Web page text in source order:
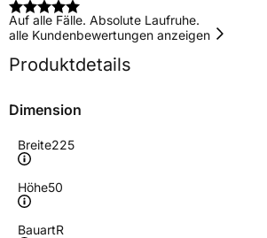
Auf alle Fälle. Absolute Laufruhe.
alle Kundenbewertungen anzeigen
Produktdetails
Dimension
Breite225
Höhe50
BauartR